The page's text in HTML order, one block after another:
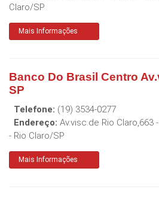
Claro/SP
Mais Informações
Banco Do Brasil Centro
SP
Telefone: (19) 3534-0277
Endereço: Av.visc.de Rio Claro,663
- Rio Claro/SP
Mais Informações